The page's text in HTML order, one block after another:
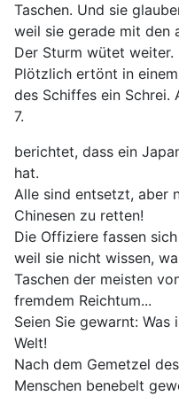
Taschen. Und sie
weil sie gerade mit den
Der Sturm wütet
Plötzlich ertönt in
des Schiffes ein Schrei.
7.
berichtet, dass ein
hat.
Alle sind entsetzt, aber
Chinesen zu retten!
Die Offiziere fassen
weil sie nicht wissen,
Taschen der meisten
fremdem Reichtum...
Seien Sie gewarnt:
Welt!
Nach dem Gemetzel
Menschen benebelt